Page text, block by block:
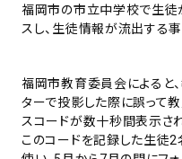
福岡市の市立中学校で生徒
スし、生徒情報が流出する
福岡市教育委員会によると
ターで投影した際に誤って
スコードが数十秒間表示さ
このコードを記録した生徒2